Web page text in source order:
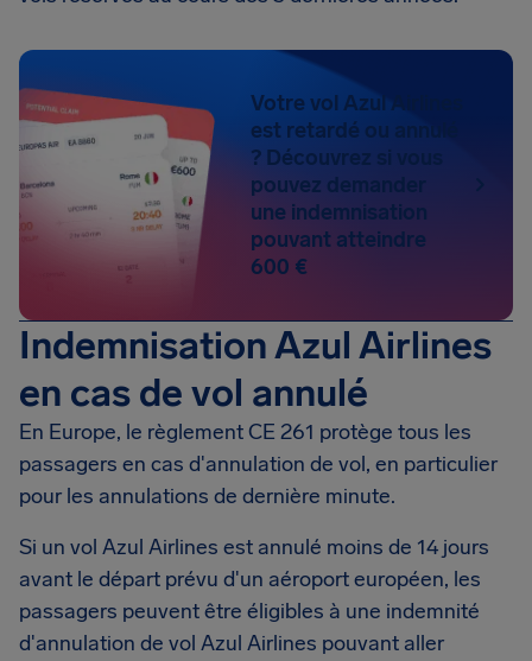
Votre vol Azul Airlines
est retardé ou annulé
? Découvrez si vous
pouvez demander
une indemnisation
pouvant atteindre
600 €
Indemnisation Azul Airlines
en cas de vol annulé
En Europe, le règlement CE 261 protège tous les
passagers en cas d'annulation de vol, en particulier
pour les annulations de dernière minute.
Si un vol Azul Airlines est annulé moins de 14 jours
avant le départ prévu d'un aéroport européen, les
passagers peuvent être éligibles à une indemnité
d'annulation de vol Azul Airlines pouvant aller